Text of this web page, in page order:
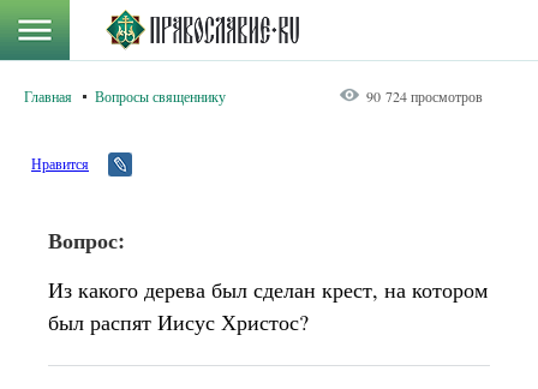
Главная Вопросы священнику 90 724 просмотров
Нравится
Вопрос:
Из какого дерева был сделан крест, на котором
был распят Иисус Христос?